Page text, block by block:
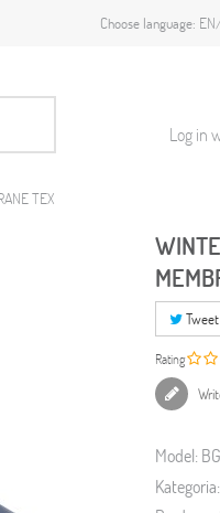
Choose language: EN
Log in
TEX
Tweet
Rating
Model:
Kategoria: